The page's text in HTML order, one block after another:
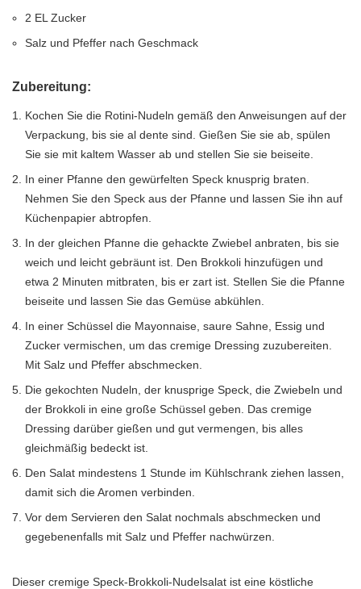
2 EL Zucker
Salz und Pfeffer nach Geschmack
Zubereitung:
Kochen Sie die Rotini-Nudeln gemäß den Anweisungen auf der
Verpackung, bis sie al dente sind. Gießen Sie sie ab, spülen
Sie sie mit kaltem Wasser ab und stellen Sie sie beiseite.
In einer Pfanne den gewürfelten Speck knusprig braten.
Nehmen Sie den Speck aus der Pfanne und lassen Sie ihn auf
Küchenpapier abtropfen.
In der gleichen Pfanne die gehackte Zwiebel anbraten, bis sie
weich und leicht gebräunt ist. Den Brokkoli hinzufügen und
etwa 2 Minuten mitbraten, bis er zart ist. Stellen Sie die Pfanne
beiseite und lassen Sie das Gemüse abkühlen.
In einer Schüssel die Mayonnaise, saure Sahne, Essig und
Zucker vermischen, um das cremige Dressing zuzubereiten.
Mit Salz und Pfeffer abschmecken.
Die gekochten Nudeln, der knusprige Speck, die Zwiebeln und
der Brokkoli in eine große Schüssel geben. Das cremige
Dressing darüber gießen und gut vermengen, bis alles
gleichmäßig bedeckt ist.
Den Salat mindestens 1 Stunde im Kühlschrank ziehen lassen,
damit sich die Aromen verbinden.
Vor dem Servieren den Salat nochmals abschmecken und
gegebenenfalls mit Salz und Pfeffer nachwürzen.
Dieser cremige Speck-Brokkoli-Nudelsalat ist eine köstliche